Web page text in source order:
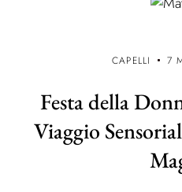
CAPELLI 7
Festa della
Viaggio